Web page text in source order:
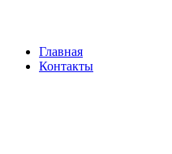
Главная
Контакты